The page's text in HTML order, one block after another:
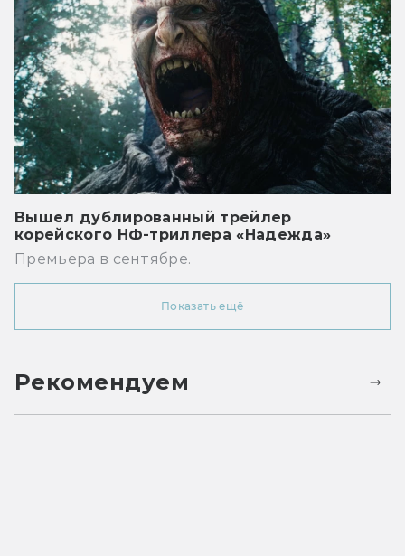
Вышел дублированный трейлер
корейского НФ-триллера «Надежда»
Премьера в сентябре.
Показать ещё
Рекомендуем